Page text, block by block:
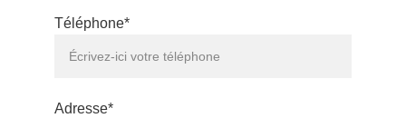
Téléphone*
Adresse*